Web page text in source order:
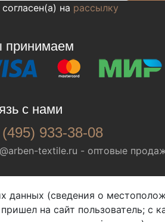
на рассылку
с нами
933-38-08
textile.ru - оптовые
данных (сведения о
на сайт пользователь; с